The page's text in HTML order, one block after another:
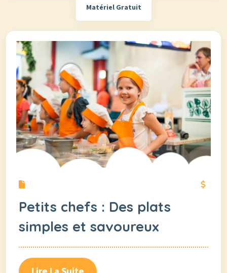
Matériel Gratuit
Petits chefs : Des plats
simples et savoureux